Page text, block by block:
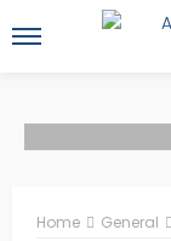
Home General